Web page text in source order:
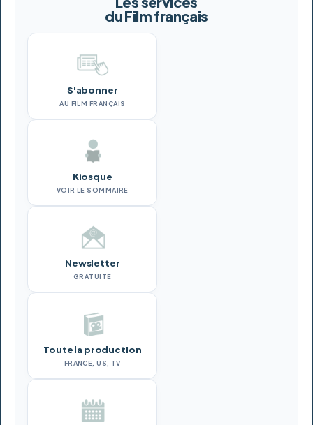
du Film français
S'abonner
AU FILM FRANÇAIS
Kiosque
VOIR LE SOMMAIRE
Newsletter
GRATUITE
Toute la production
FRANCE, US, TV